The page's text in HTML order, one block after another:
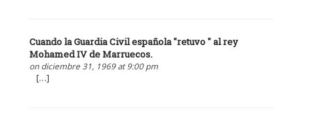
Cuando la Guardia Civil española "retuvo " al rey
Mohamed IV de Marruecos.
on diciembre 31, 1969 at 9:00 pm
[…]